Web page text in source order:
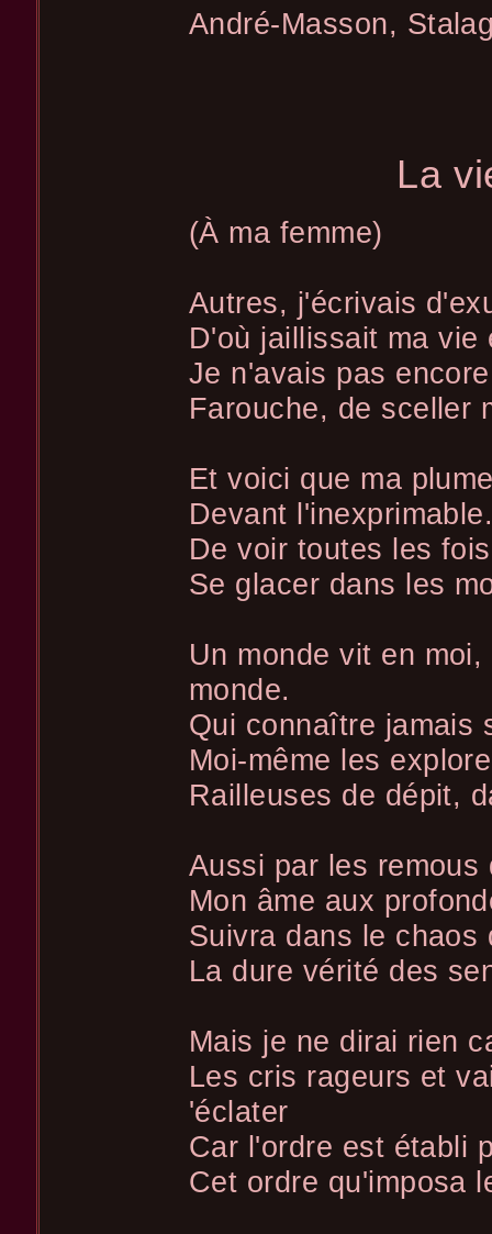
André-Masson,
La
(À ma femme)
Autres, j'écrivais
D'où jaillissait ma
Je n'avais pas
Farouche, de sceller
Et voici que ma
Devant
De voir toutes les
Se glacer dans les
Un monde vit en
monde.
Qui connaître jamais
Moi-même les
Railleuses de dépit,
Aussi par les remous
Mon âme aux
Suivra dans le
La dure vérité des
Mais je ne dirai rien
Les cris rageurs et
'éclater
Car l'ordre est établi
Cet ordre qu'imposa